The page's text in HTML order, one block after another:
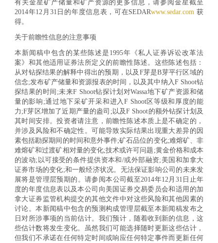
有关金星矿产储量和矿产资源的更多信息，请参阅金星截至
2014年12月31日的年度信息表，可在SEDARwww.sedar.com 获
得。
关于前瞻性信息的注意事项
本新闻稿中包含的某些陈述是1995年《私人证券诉讼改革法
案》和其他适用证券法所定义的前瞻性陈述。这些陈述包括：
从对钻探结果的解释中得出的预期，以及F芽是B芽平行区域的
信念;发布矿产储量和资源报表的时间，以及其中纳入F Shoot钻
探结果的时间;未来F Shoot钻探计划对Wassa地下矿产资源和储
量的影响;通过地下采矿开采和进入F Shoot区等级和厚度的能
力;F芽区增加了近期产量的盎司;以及F Shoot的额外钻探计划及
其时间安排。投资者请注意，前瞻性陈述本质上是不确定的，
并涉及风险和不确定性。可能导致实际结果出现重大差异的因
素包括勘探期间的时间和意外事件;矿石品位的变化;难熔矿、非
难熔矿和过渡矿相对量的变化;技术或许可问题;黄金价格和成本
的波动;以可接受的条件提供资本和/或外部融资;美国和加拿大
证券市场的变化;和一般经济状况。无法保证影响公司的未来发
展将是管理层预期的。请参阅本公司截至2014年12月31日止年
度的年度信息表以及本公司向美国证券交易委员会和适用的加
拿大证券监管机构提交的其他文件中对这些风险和其他因素的
讨论。本新闻稿中包含的预测构成管理层截至本新闻稿发布之
日对所涉事项的当前估计。我们预计，随着收到新的信息，这
些估计数将发生变化。虽然我们可能选择随时更新这些估计，
但我们不承诺在任何特定时间或响应任何特定事件而更新任何